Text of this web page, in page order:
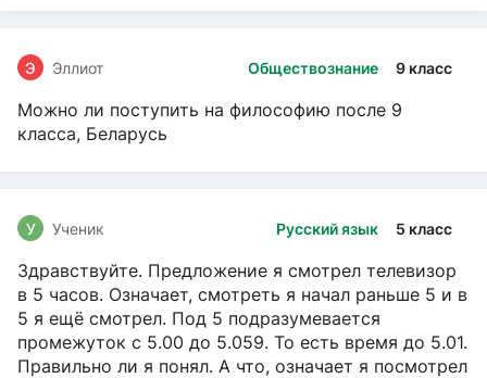
Обществознание 9 класс
Э Эллиот
Можно ли поступить на философию после 9
класса, Беларусь
Русский язык 5 класс
У Ученик
Здравствуйте. Предложение я смотрел телевизор
в 5 часов. Означает, смотреть я начал раньше 5 и в
5 я ещё смотрел. Под 5 подразумевается
промежуток с 5.00 до 5.059. То есть время до 5.01.
Правильно ли я понял. А что, означает я посмотрел